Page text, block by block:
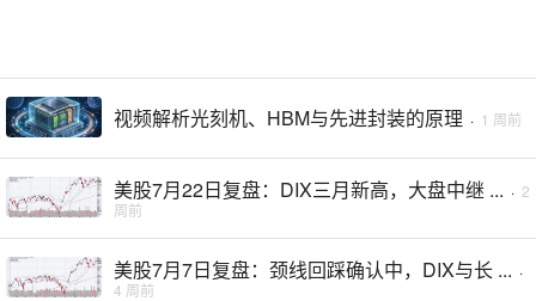
视频解析光刻机、HBM与先进封装的原理 · 1 周前
美股7月22日复盘：DIX三月新高，大盘中继 ... · 2
周前
美股7月7日复盘：颈线回踩确认中，DIX与长 ... ·
4 周前